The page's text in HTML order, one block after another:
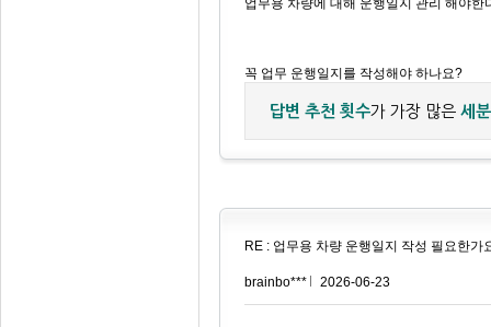
업무용 차량에 대해 운행일지 관리 해야한
꼭 업무 운행일지를 작성해야 하나요?
답변 추천 횟수가 가장 많은 세
RE : 업무용 차량 운행일지 작성 필요한가
brainbo*** 2026-06-23